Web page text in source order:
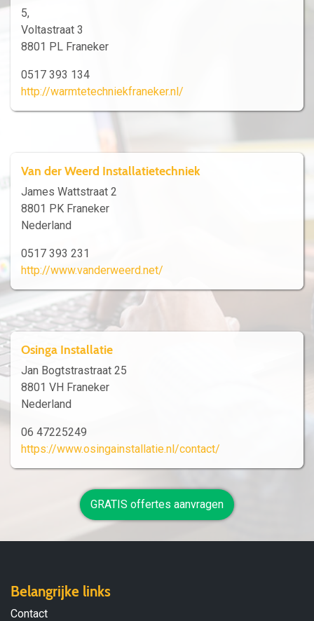
5,
Voltastraat 3
8801 PL Franeker
0517 393 134
http://warmtetechniekfraneker.nl/
Van der Weerd Installatietechniek
James Wattstraat 2
8801 PK Franeker
Nederland
0517 393 231
http://www.vanderweerd.net/
Osinga Installatie
Jan Bogtstrastraat 25
8801 VH Franeker
Nederland
06 47225249
https://www.osingainstallatie.nl/contact/
GRATIS offertes aanvragen
Belangrijke links
Contact